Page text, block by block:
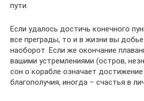
пути.
Если удалось достичь конечного
все преграды, то и в жизни вы
наоборот. Если же окончание
вашими устремлениями (остров,
сон о корабле означает
благополучия, иногда – счастья в